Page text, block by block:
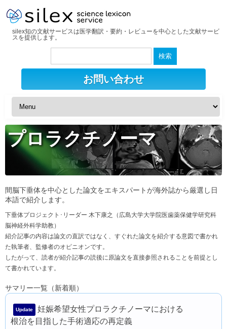
silex知の文献サービスは医学翻訳・要約・レビューを中心とした文献サービ
スを提供します。
検
お問い合わせ
プロラクチノーマ
間脳下垂体を中心とした論文をエキスパートが海外誌から厳選し日
本語で紹介します。
下垂体プロジェクト･リーダー 木下康之（広島大学大学院医歯薬保健学研究科
脳神経外科学助教）
紹介記事の内容は論文の直訳ではなく、すぐれた論文を紹介する意図で書かれ
た執筆者、監修者のオピニオンです。
したがって、読者が紹介記事の読後に原論文を直接参照されることを前提とし
て書かれています。
サマリー一覧（新着順）
Update
妊娠希望女性プロラクチノーマにおける
根治を目指した手術適応の再定義